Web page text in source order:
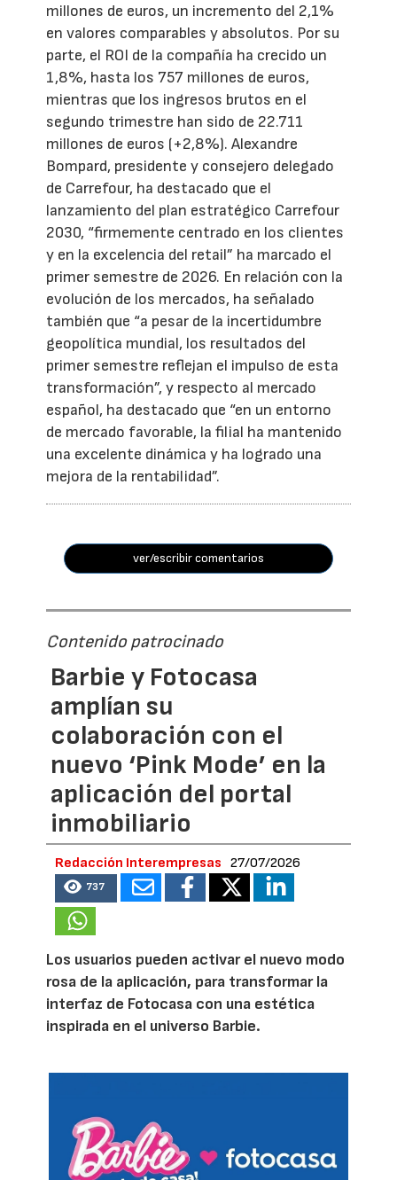
millones de euros, un incremento del 2,1%
en valores comparables y absolutos. Por su
parte, el ROI de la compañía ha crecido un
1,8%, hasta los 757 millones de euros,
mientras que los ingresos brutos en el
segundo trimestre han sido de 22.711
millones de euros (+2,8%). Alexandre
Bompard, presidente y consejero delegado
de Carrefour, ha destacado que el
lanzamiento del plan estratégico Carrefour
2030, “firmemente centrado en los clientes
y en la excelencia del retail” ha marcado el
primer semestre de 2026. En relación con la
evolución de los mercados, ha señalado
también que “a pesar de la incertidumbre
geopolítica mundial, los resultados del
primer semestre reflejan el impulso de esta
transformación”, y respecto al mercado
español, ha destacado que “en un entorno
de mercado favorable, la filial ha mantenido
una excelente dinámica y ha logrado una
mejora de la rentabilidad”.
ver/escribir comentarios
Contenido patrocinado
Barbie y Fotocasa
amplían su
colaboración con el
nuevo ‘Pink Mode’ en la
aplicación del portal
inmobiliario
Redacción Interempresas 27/07/2026
737
Los usuarios pueden activar el nuevo modo
rosa de la aplicación, para transformar la
interfaz de Fotocasa con una estética
inspirada en el universo Barbie.